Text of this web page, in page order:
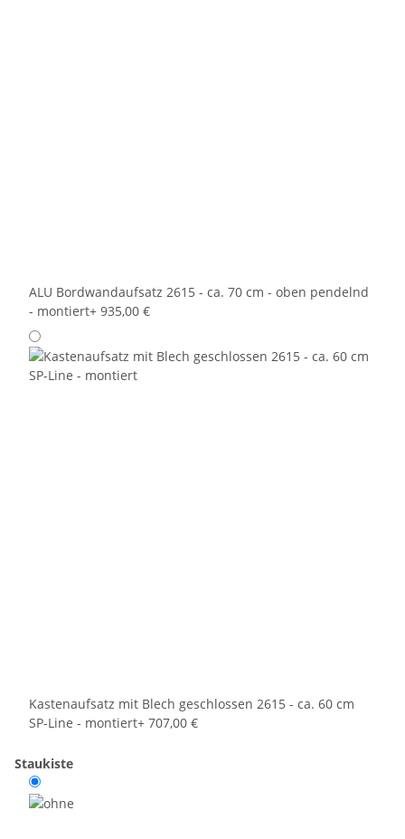
ALU Bordwandaufsatz 2615 - ca. 70 cm - oben pendelnd
- montiert+ 935,00 €
Kastenaufsatz mit Blech geschlossen 2615 - ca. 60 cm
SP-Line - montiert+ 707,00 €
Staukiste